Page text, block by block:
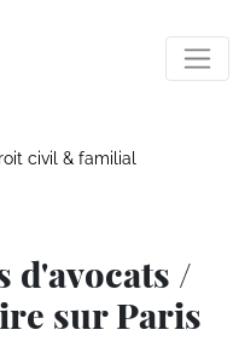
civil & familial
d'avocats /
sur Paris